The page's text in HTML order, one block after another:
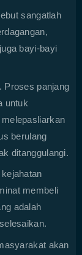
sangatlah
bayi-bayi
Proses panjang
untuk
berulang
ditanggulangi.
membeli
adalah
akan